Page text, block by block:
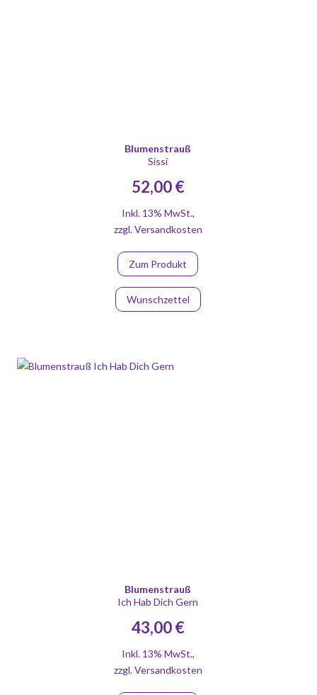
Blumenstrauß
Sissi
52,00 €
Inkl. 13% MwSt.,
zzgl.Versandkosten
Zum Produkt
Wunschzettel
Blumenstrauß
Ich Hab Dich Gern
43,00 €
Inkl. 13% MwSt.,
zzgl.Versandkosten